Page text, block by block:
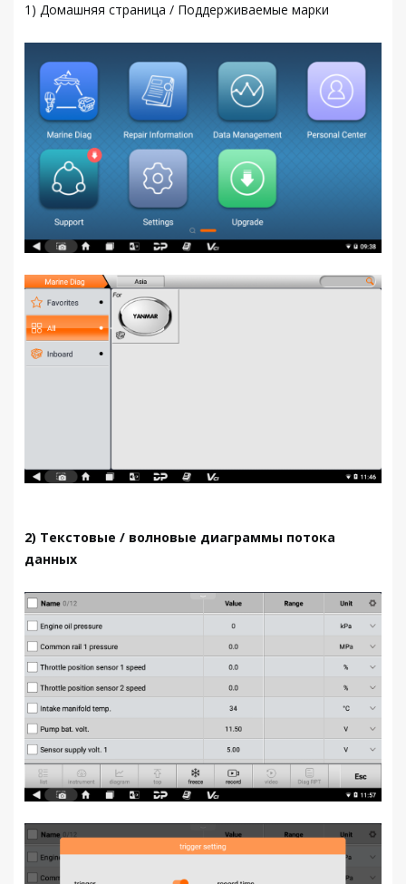
1) Домашняя страница / Поддерживаемые марки
2) Текстовые / волновые диаграммы потока
данных